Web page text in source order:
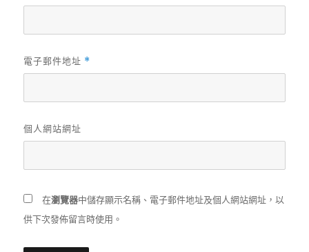
電子郵件地址 *
個人網站網址
在瀏覽器中儲存顯示名稱、電子郵件地址及個人網站網址，以
供下次發佈留言時使用。